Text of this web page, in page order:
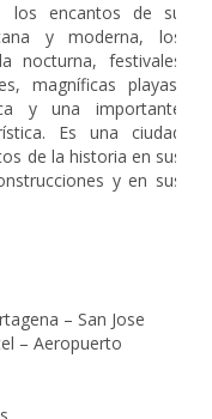
los encantos de su
y moderna, los
nocturna, festivales
magníficas playas,
y una importante
Es una ciudad
de la historia en sus
y en sus
– San Jose
– Aeropuerto